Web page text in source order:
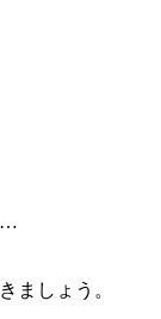
…
ましょう。